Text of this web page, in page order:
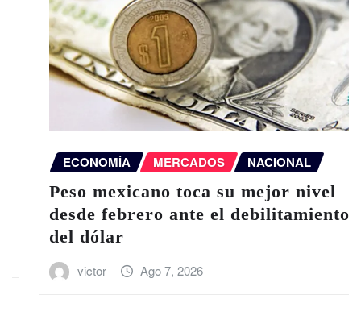
ECONOMÍA MERCADOS NACIONAL
Peso mexicano toca su mejor nivel
desde febrero ante el debilitamiento
del dólar
victor Ago 7, 2026